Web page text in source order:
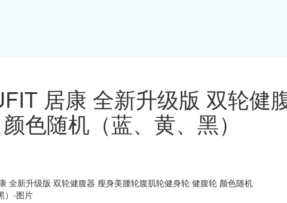
居康 全新升级版 双轮健
色随机（蓝、黄、黑）